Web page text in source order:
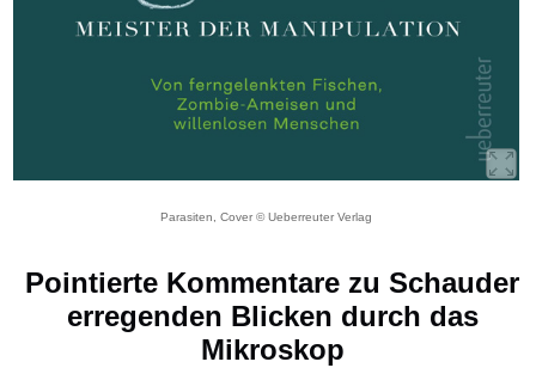
Parasiten, Cover © Ueberreuter Verlag
Pointierte Kommentare zu Schauder
erregenden Blicken durch das
Mikroskop